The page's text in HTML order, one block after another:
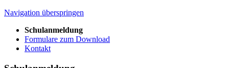
Navigation überspringen
Schulanmeldung
Formulare zum Download
Kontakt